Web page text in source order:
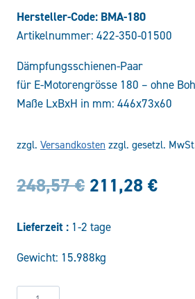
Hersteller-Code: BMA-180
Artikelnummer: 422-350-01500
Dämpfungsschienen-Paar
für E-Motorengrösse 180 – ohne
Maße LxBxH in mm: 446x73x60
zzgl. Versandkosten zzgl. gesetzl.
248,57€ Ursprünglicher
war:
248,57 €
211,28 €
Lieferzeit : 1-2 tage
Gewicht: 15.988kg
Daempfungsschiene